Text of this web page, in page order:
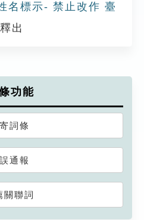
名標示- 禁止改作 臺
出
功能
詞條
通報
關聯詞